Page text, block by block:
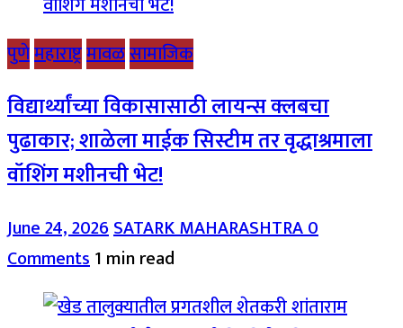
पुणेमहाराष्ट्रमावळसामाजिक
विद्यार्थ्यांच्या विकासासाठी लायन्स क्लबचा
पुढाकार; शाळेला माईक सिस्टीम तर वृद्धाश्रमाला
वॉशिंग मशीनची भेट!
June 24, 2026SATARK MAHARASHTRA0
Comments1 min read